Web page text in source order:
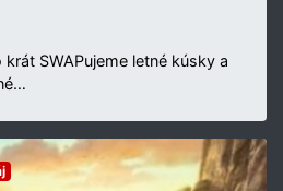
SWAPujeme letné kúsky a